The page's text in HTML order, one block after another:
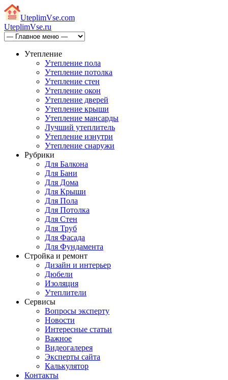
UteplimVse.com
UteplimVse.ru
Утепление
Утепление пола
Утепление потолка
Утепление стен
Утепление окон
Утепление дверей
Утепление крыши
Утепление мансарды
Лучший утеплитель
Утепление изнутри
Утепление снаружи
Рубрики
Для Балкона
Для Бани
Для Дома
Для Крыши
Для Пола
Для Потолка
Для Стен
Для Труб
Для Фасада
Для Фундамента
Стройка и ремонт
Дизайн и интерьер
Дюбели
Изоляция
Утеплители
Сервисы
Вопросы эксперту
Новости
Интересные статьи
Важное
Видеогалерея
Эксперты сайта
Калькулятор
Контакты